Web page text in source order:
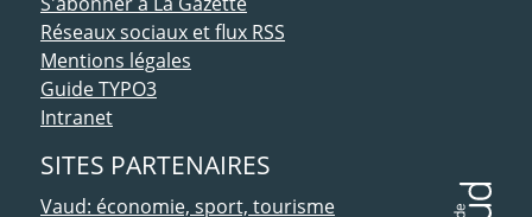
Réseaux sociaux et flux RSS
Mentions légales
Guide TYPO3
Intranet
SITES PARTENAIRES
Vaud: économie, sport, tourisme